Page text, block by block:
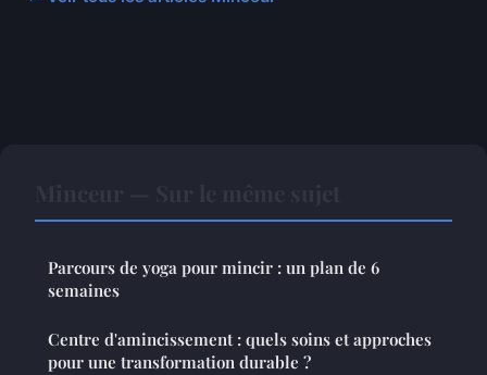
Parcours de yoga pour mincir : un plan de 6
semaines
Centre d'amincissement : quels soins et approches
pour une transformation durable ?